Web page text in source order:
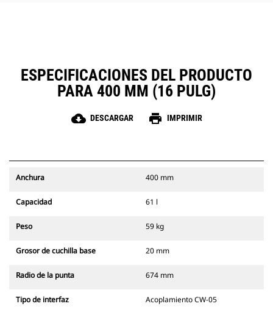
ESPECIFICACIONES DEL PRODUCTO
PARA 400 MM (16 PULG)
cloud_download DESCARGAR print IMPRIMIR
Anchura 400 mm
Capacidad 61 l
Peso 59 kg
Grosor de cuchilla base 20 mm
Radio de la punta 674 mm
Tipo de interfaz Acoplamiento CW-05